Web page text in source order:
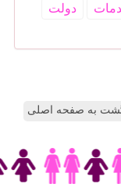
دولت
به صفحه اصلی